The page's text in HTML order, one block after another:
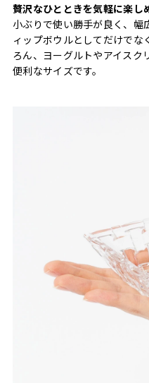
贅沢なひとときを気軽に楽し
小ぶりで使い勝手が良く、幅
ィップボウルとしてだけでな
ろん、ヨーグルトやアイスク
便利なサイズです。